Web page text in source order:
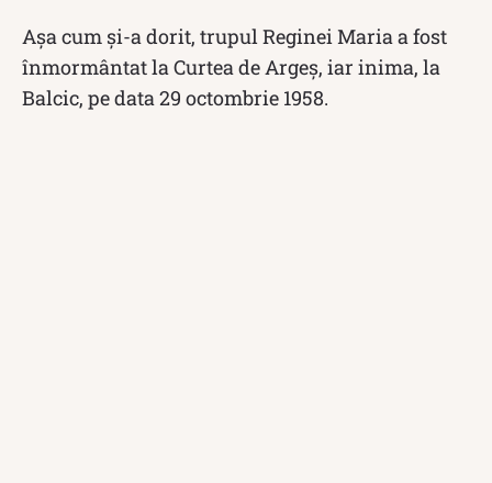
Așa cum și-a dorit, trupul Reginei Maria a fost
înmormântat la Curtea de Argeș, iar inima, la
Balcic, pe data 29 octombrie 1958.